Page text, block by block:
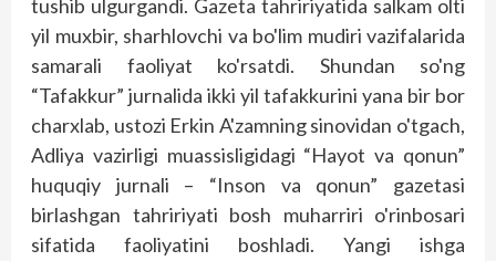
tushib ulgurgandi. Gazeta tahririyatida salkam olti
yil muxbir, sharhlovchi va bo'lim mudiri vazifalarida
samarali faoliyat ko'rsatdi. Shundan so'ng
“Tafakkur” jurnalida ikki yil tafakkurini yana bir bor
charxlab, ustozi Erkin A'zamning sinovidan o'tgach,
Adliya vazirligi muassisligidagi “Hayot va qonun”
huquqiy jurnali – “Inson va qonun” gazetasi
birlashgan tahririyati bosh muharriri o'rinbosari
sifatida faoliyatini bosh­ladi. Yangi ishga